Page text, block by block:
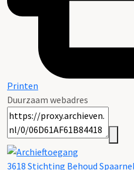
Printen
Duurzaam webadres
3618 Stichting Behoud